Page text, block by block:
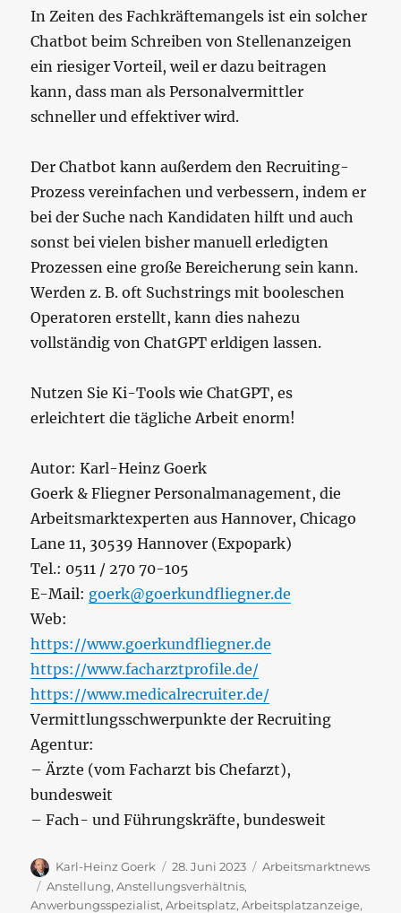
In Zeiten des Fachkräftemangels ist ein solcher
Chatbot beim Schreiben von Stellenanzeigen
ein riesiger Vorteil, weil er dazu beitragen
kann, dass man als Personalvermittler
schneller und effektiver wird.
Der Chatbot kann außerdem den Recruiting-
Prozess vereinfachen und verbessern, indem er
bei der Suche nach Kandidaten hilft und auch
sonst bei vielen bisher manuell erledigten
Prozessen eine große Bereicherung sein kann.
Werden z. B. oft Suchstrings mit booleschen
Operatoren erstellt, kann dies nahezu
vollständig von ChatGPT erldigen lassen.
Nutzen Sie Ki-Tools wie ChatGPT, es
erleichtert die tägliche Arbeit enorm!
Autor: Karl-Heinz Goerk
Goerk & Fliegner Personalmanagement, die
Arbeitsmarktexperten aus Hannover, Chicago
Lane 11, 30539 Hannover (Expopark)
Tel.: 0511 / 270 70-105
E-Mail: goerk@goerkundfliegner.de
Web:
https://www.goerkundfliegner.de
https://www.facharztprofile.de/
https://www.medicalrecruiter.de/
Vermittlungsschwerpunkte der Recruiting
Agentur:
– Ärzte (vom Facharzt bis Chefarzt),
bundesweit
– Fach- und Führungskräfte, bundesweit
Autor
Karl-Heinz Goerk
Veröffentlicht
am
28. Juni 2023 Kategorien
Arbeitsmarktnews
Schlagwörter
Anstellung,Anstellungsverhältnis,
Anwerbungsspezialist,Arbeitsplatz,Arbeitsplatzanzeige,